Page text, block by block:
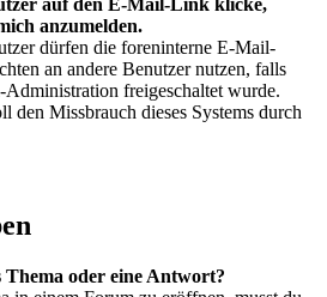
anzumelden.
dürfen die foreninterne E-Mail-
an andere Benutzer nutzen, falls
Administration freigeschaltet wurde.
den Missbrauch dieses Systems durch
Thema oder eine Antwort?